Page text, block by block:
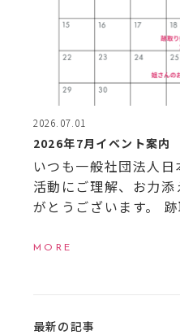
2026.07.01
2026年7月イベント案内
いつも一般社団法人
活動にご理解、お力
がとうございます。
覧】
7月16日（
MORE
最新の記事